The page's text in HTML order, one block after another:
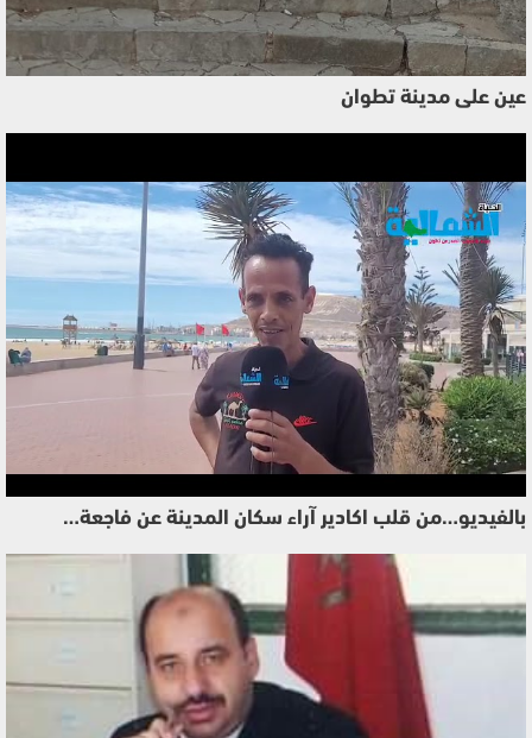
عين على مدينة تطوان
بالفيديو…من قلب اكادير آراء سكان المدينة عن فاجعة…